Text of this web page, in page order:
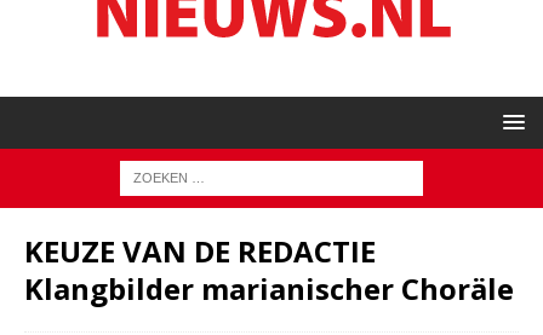
KEUZE VAN DE REDACTIE
Klangbilder marianischer Choräle